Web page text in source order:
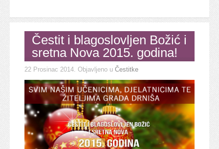
Čestit i blagoslovljen Božić i
sretna Nova 2015. godina!
22 Prosinac 2014 . Objavljeno u Čestitke